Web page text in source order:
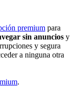
premium para
sin anuncios y
y segura
a ninguna otra
.